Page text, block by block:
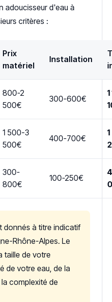
adoucisseur d'eau à
critères :
Prix
matériel
Installation
800-2
500€
300-600€
1 500-3
500€
400-700€
300-
800€
100-250€
donnés à titre indicatif
Rhône-Alpes. Le
taille de votre
de votre eau, de la
complexité de